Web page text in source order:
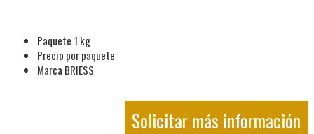
Paquete 1 kg
Precio por paquete
Marca BRIESS
Solicitar más información